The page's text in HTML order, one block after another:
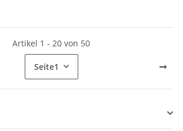
Artikel 1 - 20 von 50
Seite1